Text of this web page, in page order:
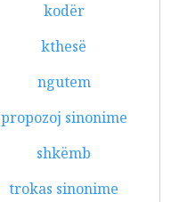
kodër
kthesë
ngutem
propozoj sinonime
shkëmb
trokas sinonime